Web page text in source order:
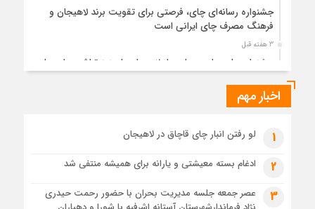
جشنواره رسانه‌ای چای، فرصتی برای تقویت برند لاهیجان و
فرهنگ مصرف چای ایرانی است
3 هفته قبل
جشنواره ملی چای، حمایت از لاهیجان یا هزینه‌تراشی برای چای
4 هفته قبل
4 هفته قبل
رئوف
تصاویر هوایی مراسم تشییع پیکر مطهر آقای شهید ایران – مشهد
اخبار مهم
1 لو رفتن انبار چای قاچاق در لاهیجان
2 ادغام بسته معیشتی و یارانه برای همیشه منتفی شد
3
عصر جمعه جلسه مدیریت بحران با حضور رحمت حیدری